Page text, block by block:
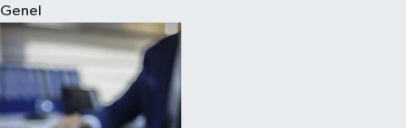
Genel